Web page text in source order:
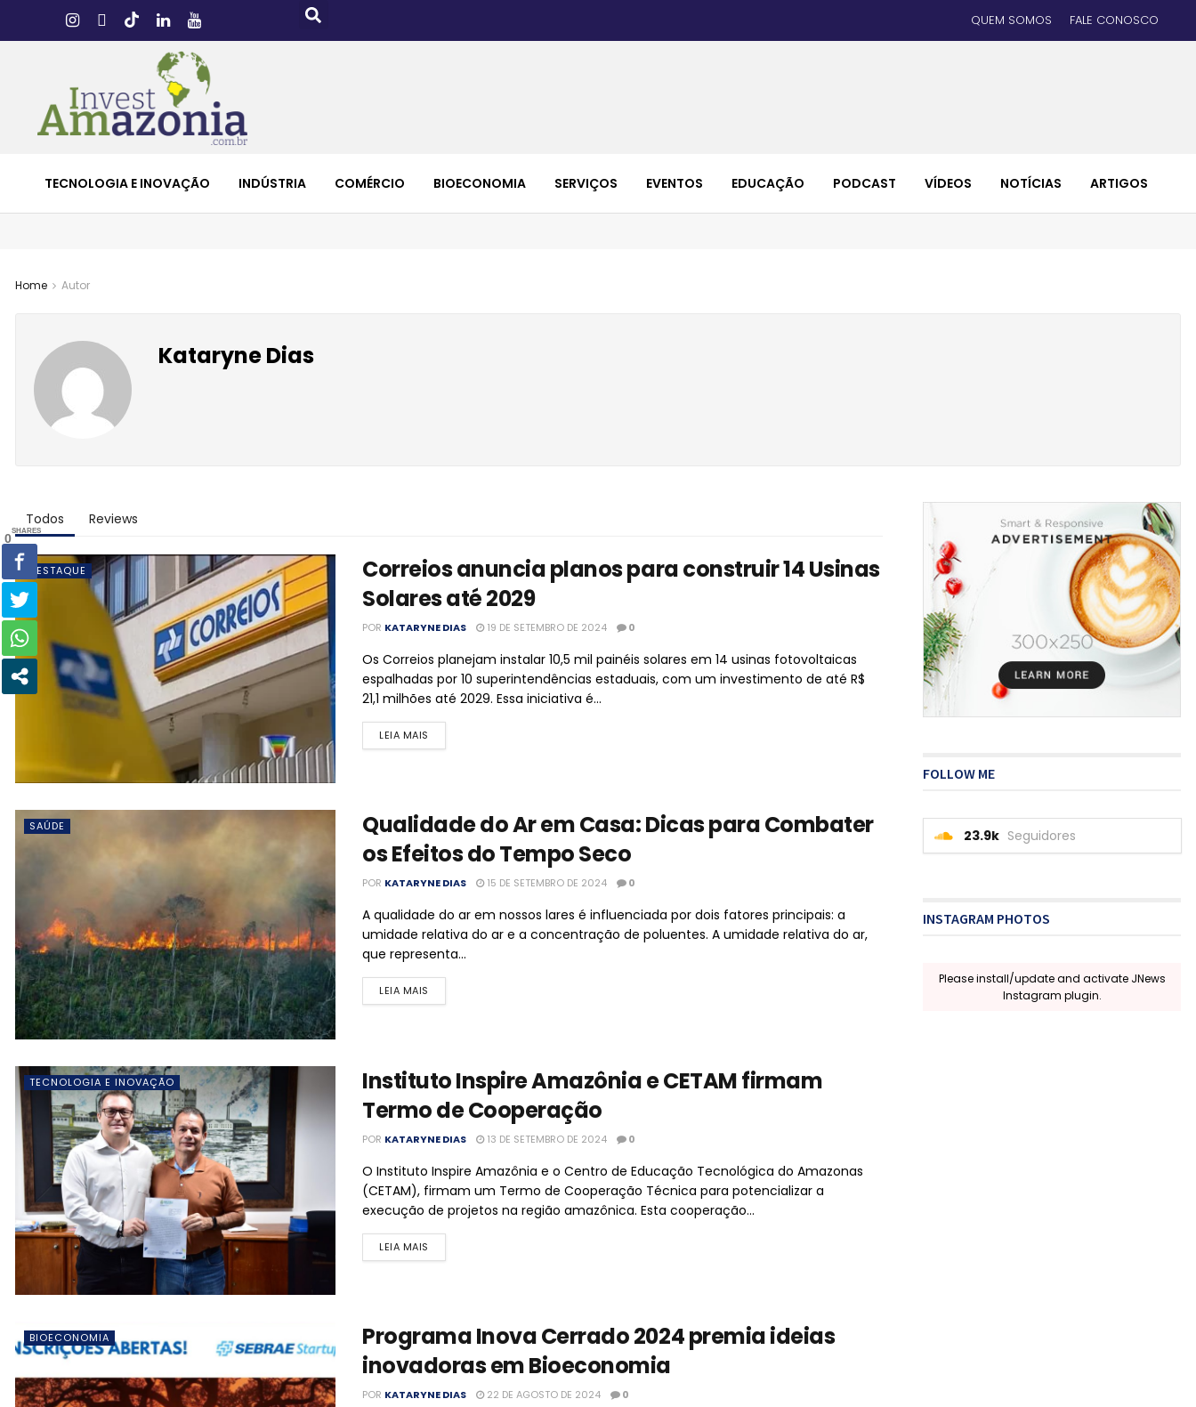
QUEM SOMOS FALE CONOSCO
TECNOLOGIA E INOVAÇÃO INDÚSTRIA COMÉRCIO BIOECONOMIA SERVIÇOS EVENTOS EDUCAÇÃO PODCAST VÍDEOS NOTÍCIAS ARTIGOS
Home Autor
Kataryne Dias
Todos Reviews
DESTAQUE
Correios anuncia planos para construir 14 Usinas
Solares até 2029
POR KATARYNE DIAS 19 DE SETEMBRO DE 2024 0
Os Correios planejam instalar 10,5 mil painéis solares em 14 usinas fotovoltaicas
espalhadas por 10 superintendências estaduais, com um investimento de até R$
21,1 milhões até 2029. Essa iniciativa é...
LEIA MAIS
SAÚDE
Qualidade do Ar em Casa: Dicas para Combater
os Efeitos do Tempo Seco
POR KATARYNE DIAS 15 DE SETEMBRO DE 2024 0
A qualidade do ar em nossos lares é influenciada por dois fatores principais: a
umidade relativa do ar e a concentração de poluentes. A umidade relativa do ar,
que representa...
LEIA MAIS
TECNOLOGIA E INOVAÇÃO
Instituto Inspire Amazônia e CETAM firmam
Termo de Cooperação
POR KATARYNE DIAS 13 DE SETEMBRO DE 2024 0
O Instituto Inspire Amazônia e o Centro de Educação Tecnológica do Amazonas
(CETAM), firmam um Termo de Cooperação Técnica para potencializar a
execução de projetos na região amazônica. Esta cooperação...
LEIA MAIS
BIOECONOMIA
Programa Inova Cerrado 2024 premia ideias
inovadoras em Bioeconomia
POR KATARYNE DIAS 22 DE AGOSTO DE 2024 0
FOLLOW ME
23.9k Seguidores
INSTAGRAM PHOTOS
Please install/update and activate JNews
Instagram plugin.
0
SHARES